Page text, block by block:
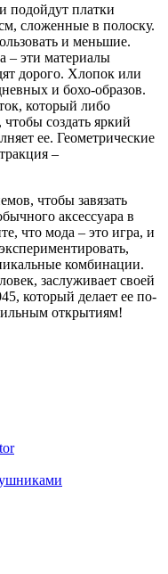
подойдут платки
сложенные в полоску.
и меньшие.
– эти материалы
дорого. Хлопок или
и бохо-образов.
который либо
создать яркий
ее. Геометрические
–
чтобы завязать
аксессуара в
что мода – это игра, и
комбинации.
заслуживает своей
который делает ее по-
открытиям!